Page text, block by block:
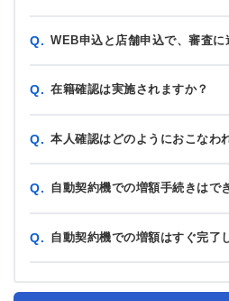
Q. WEB申込と店舗申込で、審査に
Q. 在籍確認は実施されますか？
Q. 本人確認はどのようにおこなわ
Q. 自動契約機での増額手続きはで
Q. 自動契約機での増額はすぐ完了